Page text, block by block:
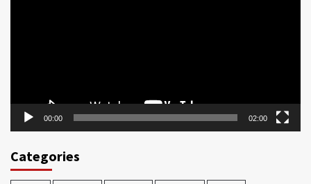
00:00 02:00
Categories